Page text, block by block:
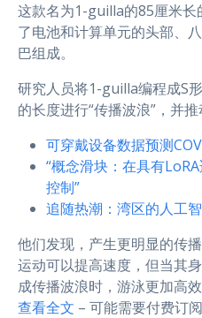
这款名为1-guilla的85厘米长
了电池和计算单元的头部、
巴组成。
研究人员将1-guilla编程成S
的长度进行“传播波浪”，并推
可穿戴设备数据预测
“概念滑块：在具有
控制”
追随热潮：湾区的人工
他们发现，产生更明显的传
运动可以提高速度，但当其
成传播波浪时，游泳更加高
查看全文 – 可能需要付费订阅